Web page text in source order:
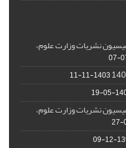
نشریات وزارت علوم،
1403-11-11
1401-
نشریات وزارت علوم،